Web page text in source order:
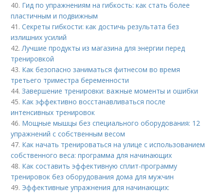
40. Гид по упражнениям на гибкость: как стать более
пластичным и подвижным
41.Секреты гибкости: как достичь результата без
излишних усилий
42.Лучшие продукты из магазина для энергии перед
тренировкой
43. Как безопасно заниматься фитнесом во время
третьего триместра беременности
44.Завершение тренировки: важные моменты и ошибки
45. Как эффективно восстанавливаться после
интенсивных тренировок
46. Мощные мышцы без специального оборудования: 12
упражнений с собственным весом
47. Как начать тренироваться на улице с использованием
собственного веса: программа для начинающих
48. Как составить эффективную сплит-программу
тренировок без оборудования дома для мужчин
49. Эффективные упражнения для начинающих: